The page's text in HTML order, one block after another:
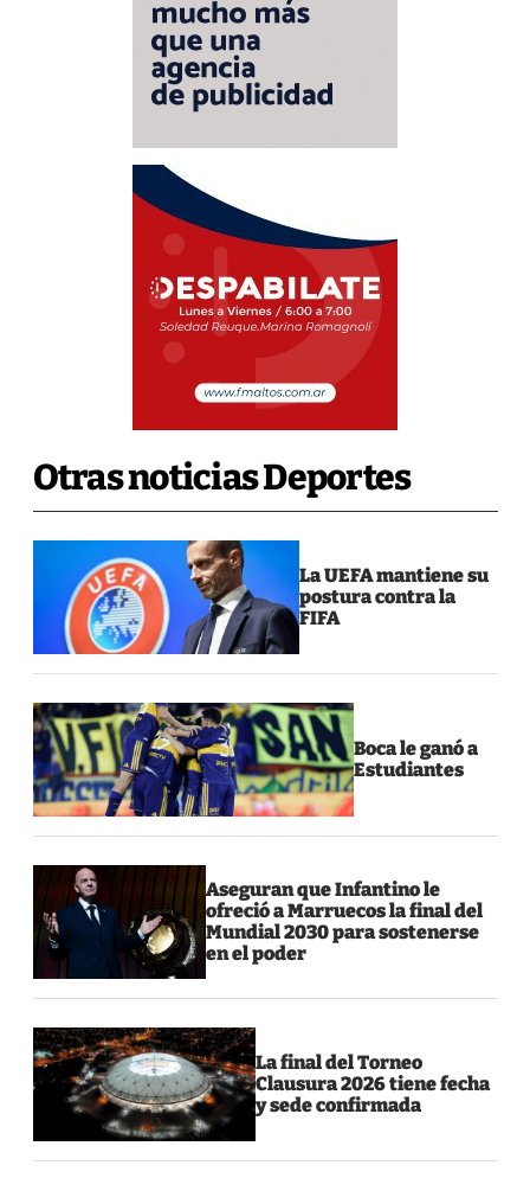
Otras noticias Deportes
La UEFA mantiene su
postura contra la
FIFA
Boca le ganó a
Estudiantes
Aseguran que Infantino le
ofreció a Marruecos la final del
Mundial 2030 para sostenerse
en el poder
La final del Torneo
Clausura 2026 tiene fecha
y sede confirmada